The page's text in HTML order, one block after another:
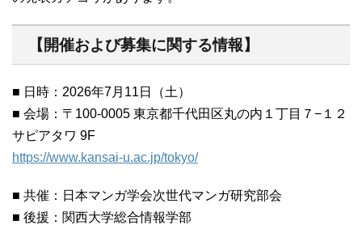
【開催および募集に関する情報】
■ 日時：2026年7月11日（土）
■ 会場：〒100-0005 東京都千代田区丸の内１丁目７−１２
サピアタワ 9F
https://www.kansai-u.ac.jp/tokyo/
■ 共催：日本マンガ学会次世代マンガ研究部会
■ 後援：関西大学総合情報学部